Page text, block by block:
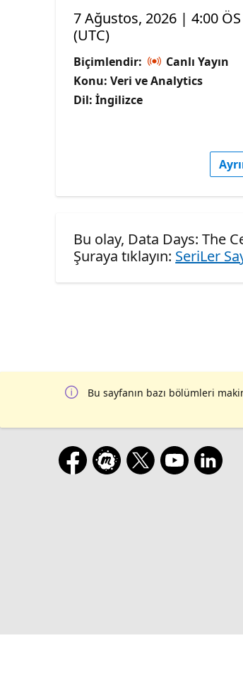
7 Ağustos, 2026 | 4:00 ÖS
(UTC)
Biçimlendir:
Canlı Yayın
Konu: Veri ve Analytics
Dil: İngilizce
Bu olay, Data Days: The
Şuraya tıklayın: SeriLer
Bu sayfanın bazı bölümleri